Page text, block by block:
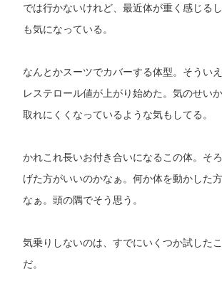
では行かないけれど、最近体が重く感じる
も気になっている。
なんとかスーツでカバーする体型。そうい
レステロール値が上がり始めた。気のせい
取れにくくなっているような気もしてる。
かれこれ長いお付き合いになるこの体。そ
げた方がいいのかなぁ。何か体を動かした
なぁ。頭の隅でそう思う。
気乗りしないのは、すでにいくつか試した
だ。